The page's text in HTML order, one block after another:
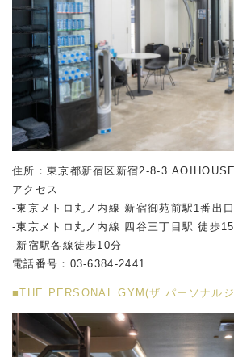
住所：東京都新宿区新宿2-8-3
アクセス
-東京メトロ丸ノ内線 新宿御苑前駅1番出
-東京メトロ丸ノ内線 四谷三丁目駅 徒歩
-新宿駅各線徒歩10分
電話番号：03-6384-2441
■THE PERSONAL GYM(ザ パーソナル